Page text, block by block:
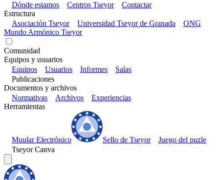
Dónde estamos
Centros Tseyor
Contactar
Estructura
Asociación Tseyor
Universidad Tseyor de Granada
ONG
Mundo Armónico Tseyor
Comunidad
Equipos y usuarios
Equipos
Usuarios Informes
Salas
Publicaciones
Documentos y archivos
Normativas
Archivos
Experiencias
Herramientas
Muular Electrónico Sello de Tseyor
Juego del puzle
Tseyor Canva